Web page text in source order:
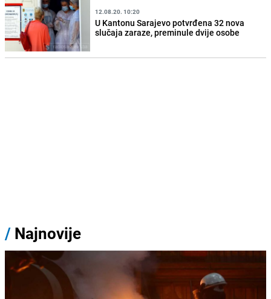
12.08.20. 10:20
U Kantonu Sarajevo potvrđena 32 nova
slučaja zaraze, preminule dvije osobe
/ Najnovije